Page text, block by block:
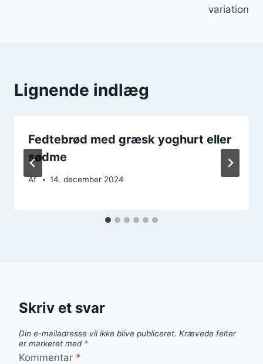
variation
Lignende indlæg
Fedtebrød med græsk yoghurt eller
sødme
Af 14. december 2024
Skriv et svar
Din e-mailadresse vil ikke blive publiceret. Krævede felter
er markeret med *
Kommentar *